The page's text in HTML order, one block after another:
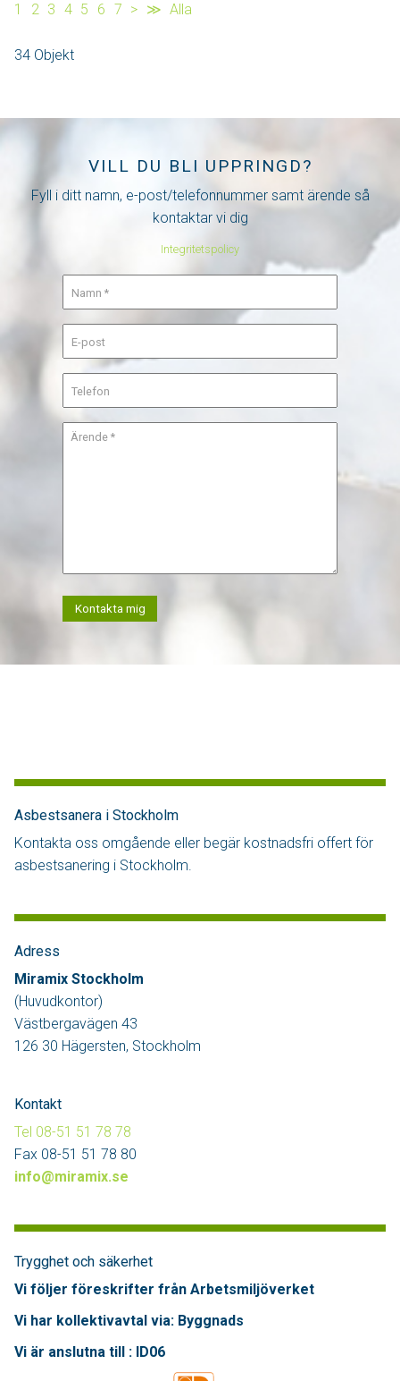
1 2 3 4 5 6 7 > ≫ Alla
34 Objekt
VILL DU BLI UPPRINGD?
Fyll i ditt namn, e-post/telefonnummer samt ärende så
kontaktar vi dig
Integritetspolicy
Kontakta mig
Asbestsanera i Stockholm
Kontakta oss omgående eller begär kostnadsfri offert för
asbestsanering i Stockholm.
Adress
Miramix Stockholm
(Huvudkontor)
Västbergavägen 43
126 30 Hägersten, Stockholm
Kontakt
Tel 08-51 51 78 78
Fax 08-51 51 78 80
info@miramix.se
Trygghet och säkerhet
Vi följer föreskrifter från Arbetsmiljöverket
Vi har kollektivavtal via: Byggnads
Vi är anslutna till : ID06